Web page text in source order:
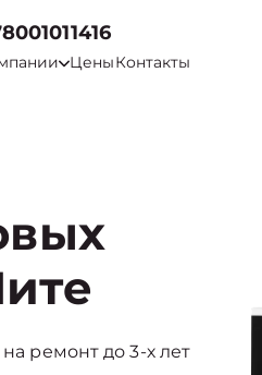
ЦеныКонтакты
ремонт до 3-х лет